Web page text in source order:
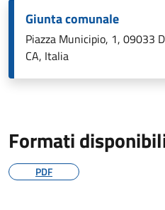
Giunta comunale
Piazza Municipio, 1, 09033
CA, Italia
Formati
PDF